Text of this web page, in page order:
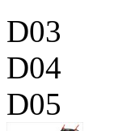
D03
D04
D05